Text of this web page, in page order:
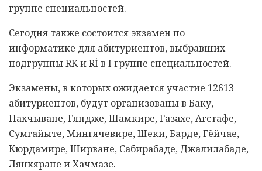
группе специальностей.
Сегодня также состоится экзамен по
информатике для абитуриентов, выбравших
подгруппы RK и Rİ в I группе специальностей.
Экзамены, в которых ожидается участие 12613
абитуриентов, будут организованы в Баку,
Нахчыване, Гяндже, Шамкире, Газахе, Агстафе,
Сумгайыте, Мингячевире, Шеки, Барде, Гёйчае,
Кюрдамире, Ширване, Сабирабаде, Джалилабаде,
Лянкяране и Хачмазе.